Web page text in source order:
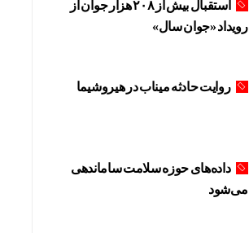
استقبال بیش از ۲۰۸ هزار جوان از
رویداد «جوان سال»
روایت حادثه میناب در هیروشیما
داده‌های حوزه سلامت ساماندهی
می‌شود